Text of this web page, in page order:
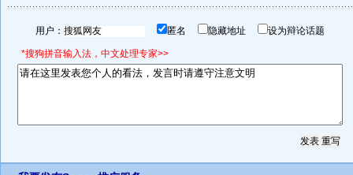
用户： 匿名 隐藏地址 设为辩论话题
*搜狗拼音输入法，中文处理专家>>